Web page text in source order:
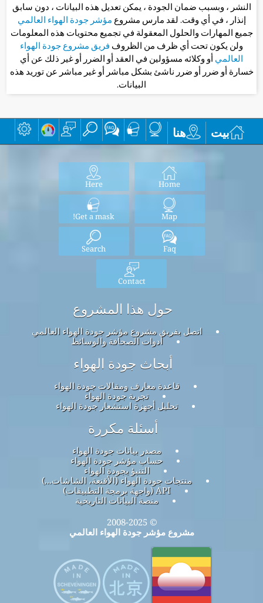
النشر ، وبسبب ضمان الجودة ، يمكن تعديل هذه البيانات ، دون سابق
إنذار ، في أي وقت. لقد مارس مشروع مؤشر جودة الهواء العالمي
جميع المهارات والحلول المعقولة في تجميع محتويات هذه المعلومات
ولن يكون تحت أي ظرف من الظروف فريق مشروع جودة الهواء
العالمي أو وكلائه مسؤولين في العقد أو الضرر أو غير ذلك عن أي
خسارة أو ضرر أو ضرر ناشئ بشكل مباشر أو غير مباشر عن توريد هذه
البيانات.
بيت هنا
Home
Here
Map
Get a mask!
Faq
Search
Contact
حول هذا المشروع
اتصل بفريق مشروع مؤشر جودة الهواء العالمي
أدوات الصحافة والوسائط
أبحاث جودة الهواء
قاعدة معارف ومقالات جودة الهواء
تجربة جودة الهواء
تحليل أجهزة استشعار جودة الهواء
أسئلة مكررة
مصدر بيانات جودة الهواء
حساب مؤشر جودة الهواء
التنبؤ بجودة الهواء
منتجات جودة الهواء (الأقنعة، الشاشات...)
API (واجهة برمجة التطبيقات)
منصة البيانات التاريخية
© 2008-2025
مشروع مؤشر جودة الهواء العالمي